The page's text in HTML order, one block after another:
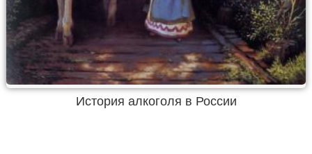
История алкоголя в России